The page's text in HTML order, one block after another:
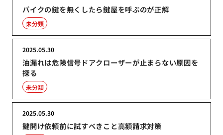
バイクの鍵を無くしたら鍵屋を呼ぶのが正解
未分類
油漏れは危険信号ドアクローザーが止まらない原因を
探る
2025.05.30
未分類
鍵開け依頼前に試すべきこと高額請求対策
2025.05.30